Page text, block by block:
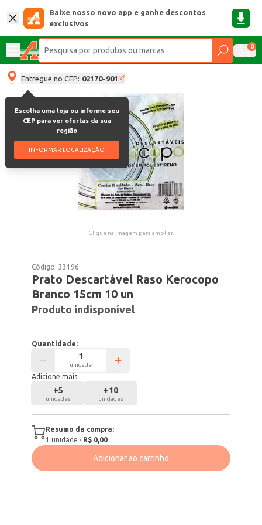
Baixe nosso novo app e ganhe descontos
exclusivos
0
Entregue no CEP: 02170-901
Escolha uma loja ou informe seu
CEP para ver ofertas da sua
região
INFORMAR LOCALIZAÇÃO
Clique na imagem para ampliar.
Código:33196
Prato Descartável Raso Kerocopo
Branco 15cm 10 un
Produto indisponível
Quantidade:
unidade
Adicione mais:
+5
unidades
+10
unidades
Resumo da compra:
1 unidade · R$ 0,00
Adicionar ao carrinho